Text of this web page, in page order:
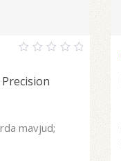
of
mavjud;